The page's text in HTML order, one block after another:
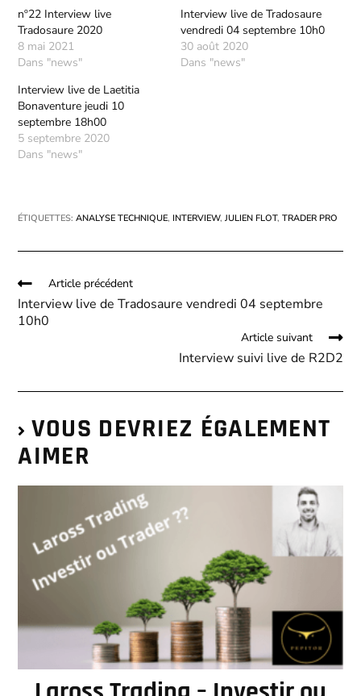
nº22 Interview live
Tradosaure 2020
8 mai 2021
Dans "news"
Interview live de Tradosaure
vendredi 04 septembre 10h0
30 août 2020
Dans "news"
Interview live de Laetitia
Bonaventure jeudi 10
septembre 18h00
5 septembre 2020
Dans "news"
ÉTIQUETTES:ANALYSE TECHNIQUE, INTERVIEW, JULIEN FLOT, TRADER PRO
Article précédent
Interview live de Tradosaure vendredi 04 septembre
10h0
Article suivant
Interview suivi live de R2D2
VOUS DEVRIEZ ÉGALEMENT
AIMER